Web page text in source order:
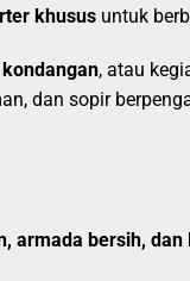
khusus untuk
, atau
dan sopir
armada bersih, dan